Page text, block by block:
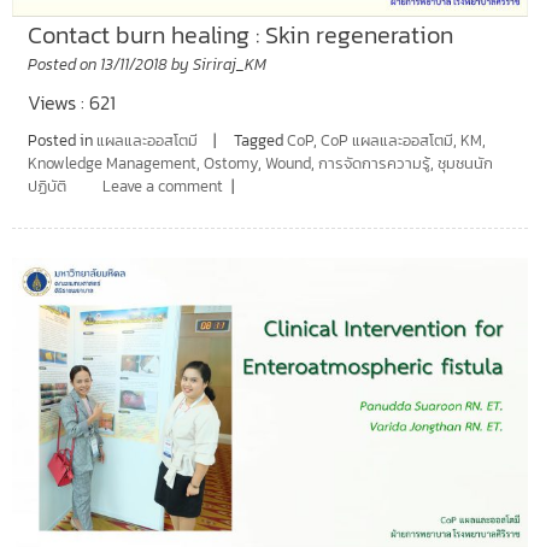
Contact burn healing : Skin regeneration
Posted on 13/11/2018by Siriraj_KM
Views : 621
Posted in แผลและออสโตมี TaggedCoP, CoP แผลและออสโตมี, KM,
Knowledge Management, Ostomy, Wound, การจัดการความรู้, ชุมชนนัก
ปฏิบัติ
Leave a comment